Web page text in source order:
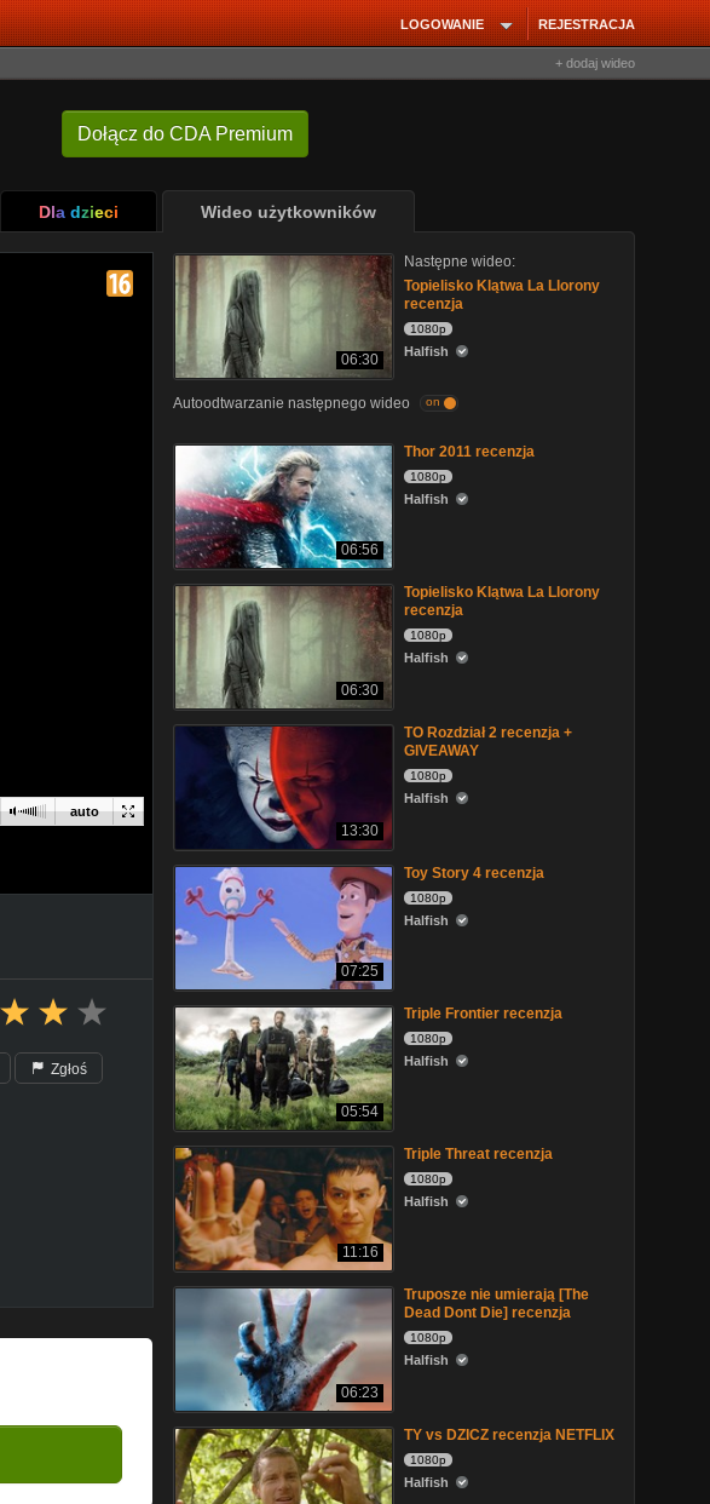
REJESTRACJA
LOGOWANIE
+ dodaj wideo
Dołącz do CDA Premium
Dla dzieci Wideo użytkowników
auto
Zgłoś
06:30
Następne wideo:
Topielisko Klątwa La Llorony
recenzja
1080p
Halfish
Autoodtwarzanie następnego wideo on
06:56
Thor 2011 recenzja
1080p
Halfish
06:30
Topielisko Klątwa La Llorony
recenzja
1080p
Halfish
13:30
TO Rozdział 2 recenzja +
GIVEAWAY
1080p
Halfish
07:25
Toy Story 4 recenzja
1080p
Halfish
05:54
Triple Frontier recenzja
1080p
Halfish
11:16
Triple Threat recenzja
1080p
Halfish
06:23
Truposze nie umierają [The
Dead Dont Die] recenzja
1080p
Halfish
TY vs DZICZ recenzja NETFLIX
1080p
Halfish